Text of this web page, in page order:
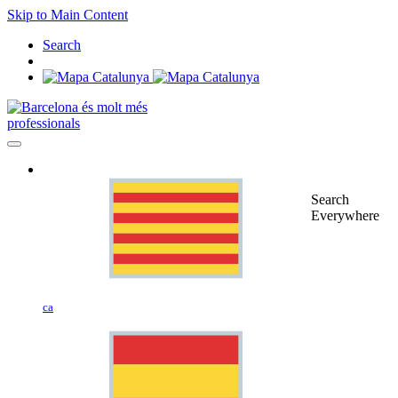
Skip to Main Content
Search
professionals
ca
Search
Everywhere